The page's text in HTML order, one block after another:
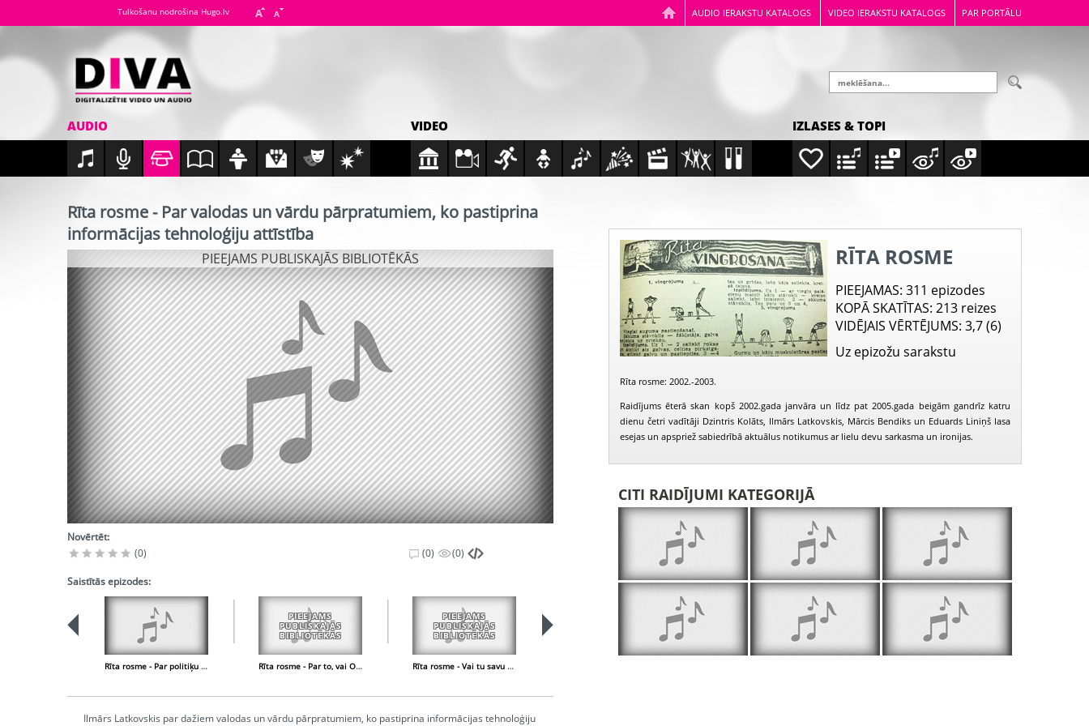
AUDIO IERAKSTU KATALOGS VIDEO IERAKSTU KATALOGS PAR PORTĀLU
Tulkošanu nodrošina Hugo.lv
AUDIO VIDEO IZLASES & TOPI
Rīta rosme - Par valodas un vārdu pārpratumiem, ko pastiprina
informācijas tehnoloģiju attīstība
PIEEJAMS PUBLISKAJĀS BIBLIOTĒKĀS
Novērtēt:
(0)
(0) (0)
Saistītās epizodes:
Rīta rosme - Par politiķu stilistiem un komandējumiem
PIEEJAMS
PUBLISKAJĀS
BIBLIOTĒKĀS
Rīta rosme - Par to, vai O. Vācietis var būt Latvijas nācijas morālālais etalons
PIEEJAMS
PUBLISKAJĀS
BIBLIOTĒKĀS
Rīta rosme - Vai tu savu koku iestādīji?
PIEEJAMS
PUBLISKAJĀS
BIBLIOTĒKĀS
PIEEJAMS
PUBLISKAJĀS
BIBLIOTĒKĀS
PIEEJAMS
PUBLISKAJĀS
BIBLIOTĒKĀS
Ilmārs Latkovskis par dažiem valodas un vārdu pārpratumiem, ko pastiprina informācijas tehnoloģiju
RĪTA ROSME
PIEEJAMAS: 311 epizodes
KOPĀ SKATĪTAS: 213 reizes
VIDĒJAIS VĒRTĒJUMS: 3,7 (6)
Uz epizožu sarakstu
Rīta rosme: 2002.-2003.
Raidījums ēterā skan kopš 2002.gada janvāra un līdz pat 2005.gada beigām gandrīz katru
dienu četri vadītāji Dzintris Kolāts, Ilmārs Latkovskis, Mārcis Bendiks un Eduards Liniņš lasa
esejas un apspriež sabiedrībā aktuālus notikumus ar lielu devu sarkasma un ironijas.
CITI RAIDĪJUMI KATEGORIJĀ